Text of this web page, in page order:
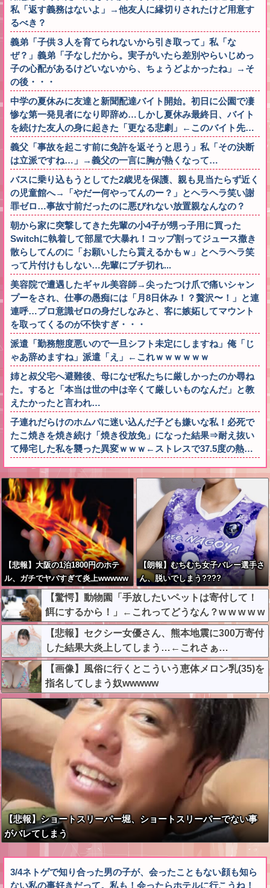
私「返す義務はないよ」→他友人に縁切りされたけど用意す
るべき？
義弟「子供３人を育てられないから引き取って」私「な
ぜ？」義弟「子なしだから。実子がいたら差別やらいじめっ
子の心配があるけどいないから、ちょうどよかったね」→そ
の後・・・
中学の夏休みに友達と新聞配達バイト開始。初日に公園で凄
惨な第一発見者になり即辞め…しかし夏休み最終日、バイト
を続けた友人の身に起きた「更なる悲劇」←このバイト先…
義父「事故を起こす前に免許を返そうと思う」私「その決断
は立派ですね…」→義父の一言に胸が熱くなって…
バスに乗り込もうとしてた2歳児を保護、親も見当たらず近く
の児童館へ→「やだー何やってんのー？」とヘラヘラ笑い謝
罪ゼロ…事故寸前だったのに悪びれない放置親なんなの？
朝から家に突撃してきた先輩の小4子が甥っ子用に買った
Switchに執着して部屋で大暴れ！コップ割ってジュース撒き
散らしてんのに「お願いしたら貰えるかもｗ」とヘラヘラ笑
って片付けもしない…先輩にブチ切れ...
美容院で遭遇したギャル美容師→尖ったつけ爪で痛いシャン
プーをされ、仕事の愚痴には「月8日休み！？贅沢〜！」と連
連呼…プロ意識ゼロの身だしなみと、客に嫉妬してマウント
を取ってくるのが不快すぎ・・・
派遣「勤務態度悪いので一旦シフト未定にしますね」俺「じ
ゃあ辞めますね」派遣「え」←これｗｗｗｗｗｗ
姉と叔父宅へ避難後、母になぜ私たちに厳しかったのか尋ね
た。すると「本当は世の中は辛くて厳しいものなんだ」と教
えたかったと言われ…
子連れだらけのホムパに迷い込んだ子ども嫌いな私！必死で
たこ焼きを焼き続け「焼き役放免」になった結果⇒耐え抜い
て帰宅した私を襲った異変ｗｗｗ←ストレスで37.5度の熱…
【悲報】大阪の1泊1800円のホテ
ル、ガチでヤバすぎて炎上wwwww
w
【朗報】むちむち女子バレー選手さ
ん、脱いでしまう????
【驚愕】動物園「手放したいペットは寄付して！
餌にするから！」←これってどうなん？w w w w w
w w w w w
【悲報】セクシー女優さん、熊本地震に300万寄付
した結果大炎上してしまう…←これさぁ…
【画像】風俗に行くとこういう恵体メロン乳(35)を
指名してしまう奴wwwww
【悲報】ショートスリーパー堀、ショートスリーパーでない事
がバレてしまう
3/4ネトゲで知り合った男の子が、会ったこともない顔も知ら
ない私の事好きだって。私も！会ったらホテルに行こうね！